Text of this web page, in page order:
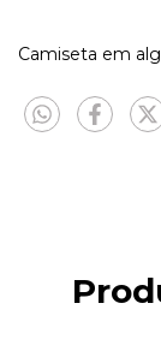
Camiseta em